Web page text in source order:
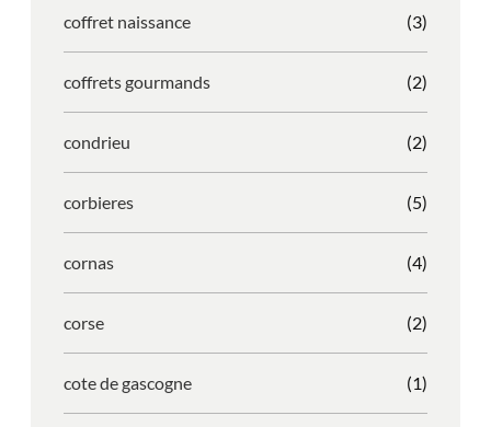
coffret naissance (3)
coffrets gourmands (2)
condrieu (2)
corbieres (5)
cornas (4)
corse (2)
cote de gascogne (1)